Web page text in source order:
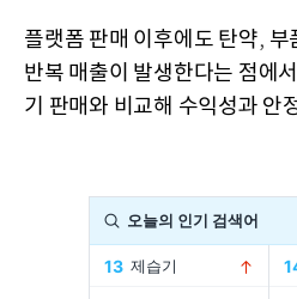
플랫폼 판매 이후에도 탄약, 부
반복 매출이 발생한다는 점에
기 판매와 비교해 수익성과 안